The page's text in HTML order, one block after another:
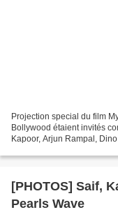
Projection special du film
Bollywood étaient invités
Kapoor, Arjun Rampal,
[PHOTOS] Saif,
Pearls Wave